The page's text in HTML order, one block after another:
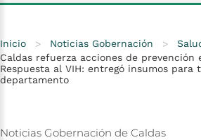
Inicio > Noticias Gobernación >
Caldas refuerza acciones de prevención
Respuesta al VIH: entregó insumos para
departamento
Noticias Gobernación de Caldas